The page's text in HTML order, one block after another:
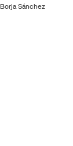
Borja Sánchez